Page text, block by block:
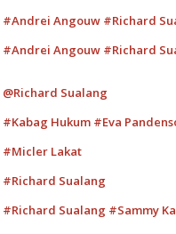
Angouw #Richard
Angouw #Richard
Sualang
Hukum #Eva
#Micler Lakat
Sualang
Sualang #Sammy